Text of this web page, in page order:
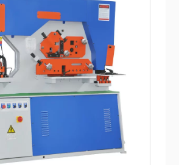
cơ khí khác.
thợ sắt thủy lực
ở trong tình trạng tốt.
không được thực hiện đồng thời.
động quá tải.
của lưỡi dao luôn sắc bén.
được để lại trên bề mặt của tấm